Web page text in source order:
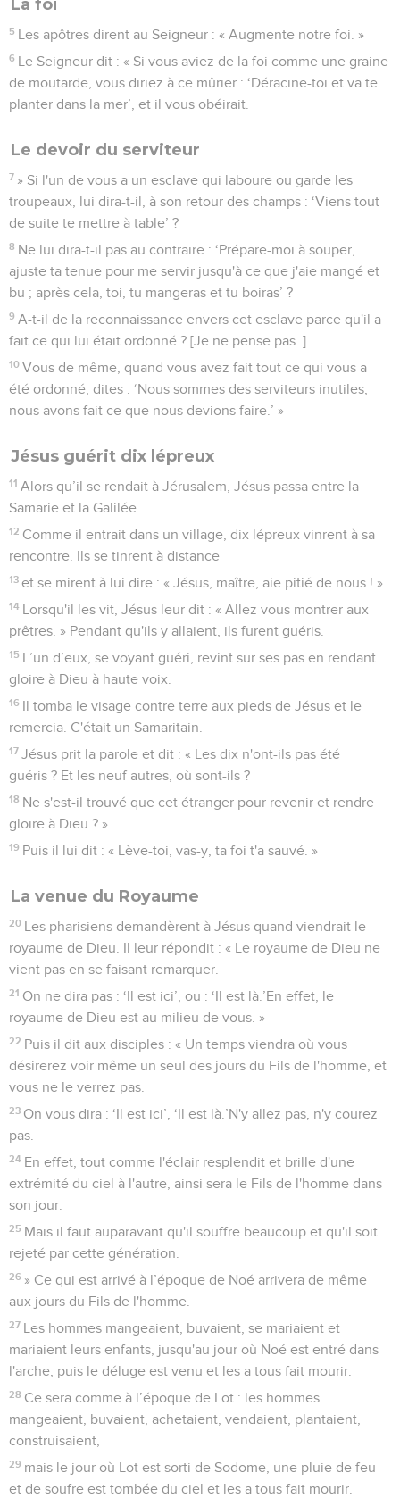
La foi
5 Les apôtres dirent au Seigneur : « Augmente notre foi. »
6 Le Seigneur dit : « Si vous aviez de la foi comme une graine
de moutarde, vous diriez à ce mûrier : ‘Déracine-toi et va te
planter dans la mer’, et il vous obéirait.
Le devoir du serviteur
7 » Si l'un de vous a un esclave qui laboure ou garde les
troupeaux, lui dira-t-il, à son retour des champs : ‘Viens tout
de suite te mettre à table’ ?
8 Ne lui dira-t-il pas au contraire : ‘Prépare-moi à souper,
ajuste ta tenue pour me servir jusqu'à ce que j'aie mangé et
bu ; après cela, toi, tu mangeras et tu boiras’ ?
9 A-t-il de la reconnaissance envers cet esclave parce qu'il a
fait ce qui lui était ordonné ? [Je ne pense pas. ]
10 Vous de même, quand vous avez fait tout ce qui vous a
été ordonné, dites : ‘Nous sommes des serviteurs inutiles,
nous avons fait ce que nous devions faire.’ »
Jésus guérit dix lépreux
11 Alors qu’il se rendait à Jérusalem, Jésus passa entre la
Samarie et la Galilée.
12 Comme il entrait dans un village, dix lépreux vinrent à sa
rencontre. Ils se tinrent à distance
13 et se mirent à lui dire : « Jésus, maître, aie pitié de nous ! »
14 Lorsqu'il les vit, Jésus leur dit : « Allez vous montrer aux
prêtres. » Pendant qu'ils y allaient, ils furent guéris.
15 L’un d’eux, se voyant guéri, revint sur ses pas en rendant
gloire à Dieu à haute voix.
16 Il tomba le visage contre terre aux pieds de Jésus et le
remercia. C'était un Samaritain.
17 Jésus prit la parole et dit : « Les dix n'ont-ils pas été
guéris ? Et les neuf autres, où sont-ils ?
18 Ne s'est-il trouvé que cet étranger pour revenir et rendre
gloire à Dieu ? »
19 Puis il lui dit : « Lève-toi, vas-y, ta foi t'a sauvé. »
La venue du Royaume
20 Les pharisiens demandèrent à Jésus quand viendrait le
royaume de Dieu. Il leur répondit : « Le royaume de Dieu ne
vient pas en se faisant remarquer.
21 On ne dira pas : ‘Il est ici’, ou : ‘Il est là.’En effet, le
royaume de Dieu est au milieu de vous. »
22 Puis il dit aux disciples : « Un temps viendra où vous
désirerez voir même un seul des jours du Fils de l'homme, et
vous ne le verrez pas.
23 On vous dira : ‘Il est ici’, ‘Il est là.’N'y allez pas, n'y courez
pas.
24 En effet, tout comme l'éclair resplendit et brille d'une
extrémité du ciel à l'autre, ainsi sera le Fils de l'homme dans
son jour.
25 Mais il faut auparavant qu'il souffre beaucoup et qu'il soit
rejeté par cette génération.
26 » Ce qui est arrivé à l’époque de Noé arrivera de même
aux jours du Fils de l'homme.
27 Les hommes mangeaient, buvaient, se mariaient et
mariaient leurs enfants, jusqu'au jour où Noé est entré dans
l'arche, puis le déluge est venu et les a tous fait mourir.
28 Ce sera comme à l’époque de Lot : les hommes
mangeaient, buvaient, achetaient, vendaient, plantaient,
construisaient,
29 mais le jour où Lot est sorti de Sodome, une pluie de feu
et de soufre est tombée du ciel et les a tous fait mourir.